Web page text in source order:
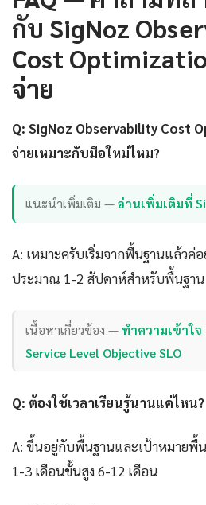
กับ SigNoz
Cost
จ่าย
Q: SigNoz Observability Cost
จ่ายเหมาะกับมือใหม่ไหม?
แนะนำเพิ่มเติม —อ่านเพิ่มเติมที่
A: เหมาะครับเริ่มจากพื้นฐานแล้วค่อ
ประมาณ 1-2 สัปดาห์สำหรับพื้นฐาน
เนื้อหาเกี่ยวข้อง — ทำความเข้าใจ
Service Level Objective SLO
Q: ต้องใช้เวลาเรียนรู้นานแค่ไหน?
A: ขึ้นอยู่กับพื้นฐานและเป้าหมายพื้
1-3 เดือนขั้นสูง 6-12 เดือน